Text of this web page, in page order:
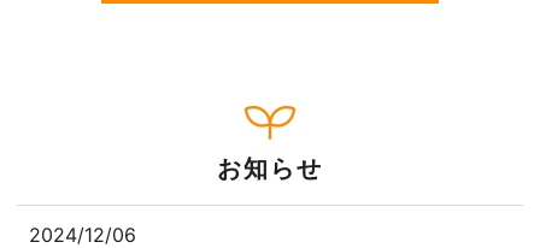
お知らせ
2024/12/06